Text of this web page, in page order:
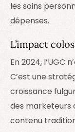
les soins
dépenses.
L’impact
En 2024, l’UGC
C’est une
croissance
des marketeurs
contenu